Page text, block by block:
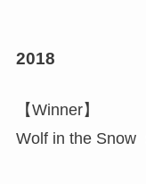
2018
【Winner】
Wolf in the Snow